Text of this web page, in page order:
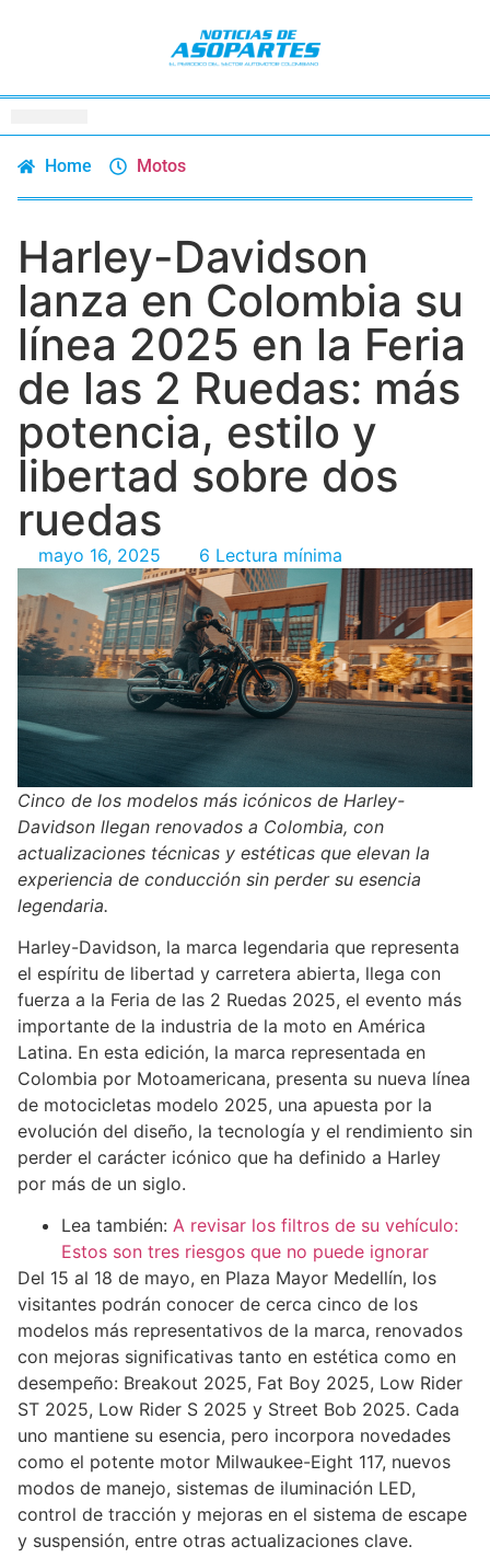
Home Motos
Harley-Davidson
lanza en Colombia su
línea 2025 en la Feria
de las 2 Ruedas: más
potencia, estilo y
libertad sobre dos
ruedas
mayo 16, 2025 6 Lectura mínima
Cinco de los modelos más icónicos de Harley-
Davidson llegan renovados a Colombia, con
actualizaciones técnicas y estéticas que elevan la
experiencia de conducción sin perder su esencia
legendaria.
Harley-Davidson, la marca legendaria que representa
el espíritu de libertad y carretera abierta, llega con
fuerza a la Feria de las 2 Ruedas 2025, el evento más
importante de la industria de la moto en América
Latina. En esta edición, la marca representada en
Colombia por Motoamericana, presenta su nueva línea
de motocicletas modelo 2025, una apuesta por la
evolución del diseño, la tecnología y el rendimiento sin
perder el carácter icónico que ha definido a Harley
por más de un siglo.
Lea también: A revisar los filtros de su vehículo:
Estos son tres riesgos que no puede ignorar
Del 15 al 18 de mayo, en Plaza Mayor Medellín, los
visitantes podrán conocer de cerca cinco de los
modelos más representativos de la marca, renovados
con mejoras significativas tanto en estética como en
desempeño: Breakout 2025, Fat Boy 2025, Low Rider
ST 2025, Low Rider S 2025 y Street Bob 2025. Cada
uno mantiene su esencia, pero incorpora novedades
como el potente motor Milwaukee-Eight 117, nuevos
modos de manejo, sistemas de iluminación LED,
control de tracción y mejoras en el sistema de escape
y suspensión, entre otras actualizaciones clave.